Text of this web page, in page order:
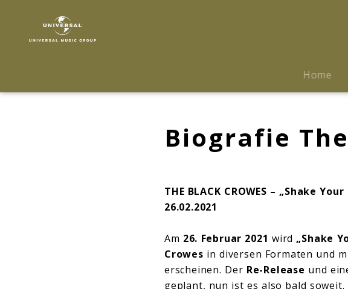
Crowes
Home
Biografie
THE BLACK CROWES – „Shake
26.02.2021
Am 26. Februar 2021 wird „Shake
Crowes in diversen Formaten und
erscheinen. Der Re-Release und
geplant, nun ist es also bald soweit.